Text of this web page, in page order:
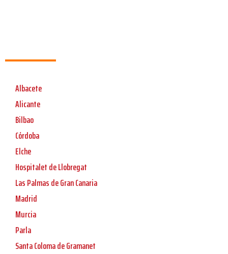
Albacete
Alicante
Bilbao
Córdoba
Elche
Hospitalet de Llobregat
Las Palmas de Gran Canaria
Madrid
Murcia
Parla
Santa Coloma de Gramanet